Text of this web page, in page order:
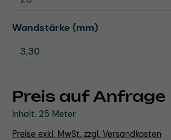
Preis auf Anfrage
Inhalt: 25 Meter
Preise exkl. MwSt. zzgl. Versandkosten
Wandstärke (mm)auswählen